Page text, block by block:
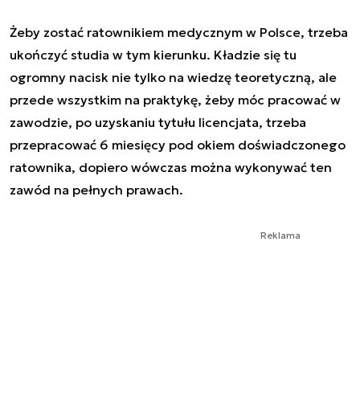
Żeby zostać ratownikiem medycznym w Polsce, trzeba
ukończyć studia w tym kierunku. Kładzie się tu
ogromny nacisk nie tylko na wiedzę teoretyczną, ale
przede wszystkim na praktykę, żeby móc pracować w
zawodzie, po uzyskaniu tytułu licencjata, trzeba
przepracować 6 miesięcy pod okiem doświadczonego
ratownika, dopiero wówczas można wykonywać ten
zawód na pełnych prawach.
Reklama